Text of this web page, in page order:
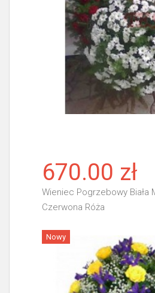
670.00 zł
Wieniec Pogrzebowy Biała
Czerwona Róża
Więcej
Nowy